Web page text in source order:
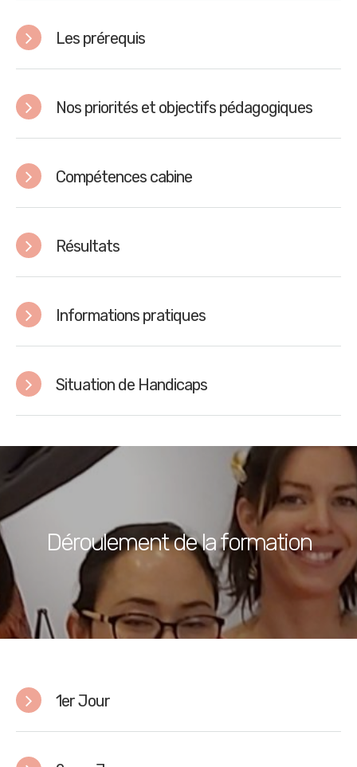
Les prérequis
Nos priorités et objectifs pédagogiques
Compétences cabine
Résultats
Informations pratiques
Situation de Handicaps
Déroulement de la formation
1er Jour